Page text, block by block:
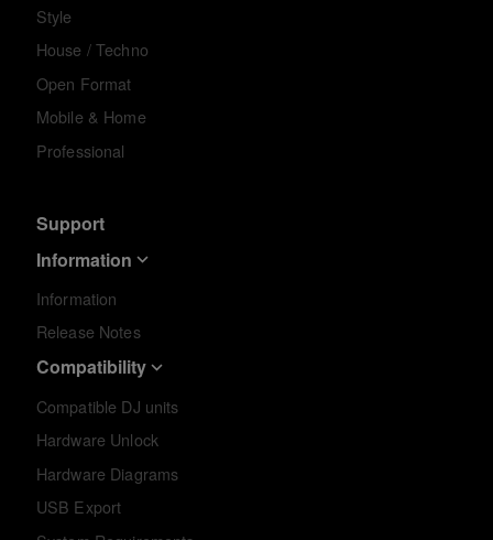
Style
House / Techno
Open Format
Mobile & Home
Professional
Support
Information
Information
Release Notes
Compatibility
Compatible DJ units
Hardware Unlock
Hardware Diagrams
USB Export